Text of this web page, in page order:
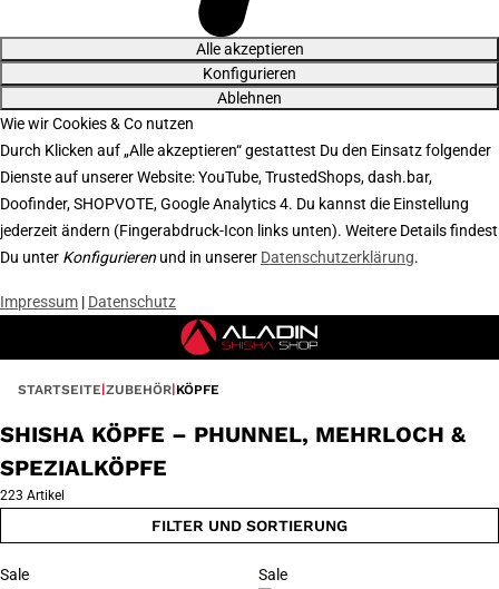
Alle akzeptieren
Konfigurieren
Ablehnen
Wie wir Cookies & Co nutzen
Durch Klicken auf „Alle akzeptieren“ gestattest Du den Einsatz folgender
Dienste auf unserer Website: YouTube, TrustedShops, dash.bar,
Doofinder, SHOPVOTE, Google Analytics 4. Du kannst die Einstellung
jederzeit ändern (Fingerabdruck-Icon links unten). Weitere Details findest
Du unter Konfigurieren und in unserer Datenschutzerklärung.
Impressum | Datenschutz
STARTSEITE ZUBEHÖR KÖPFE
Sale Sale
SHISHA KÖPFE – PHUNNEL, MEHRLOCH &
SPEZIALKÖPFE
223 Artikel
FILTER UND SORTIERUNG